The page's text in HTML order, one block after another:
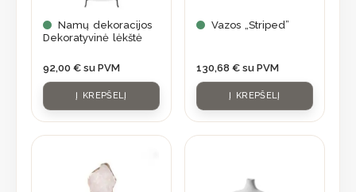
Namų dekoracijos
Dekoratyvinė lėkštė
92,00 € su PVM
Į KREPŠELĮ
Vazos „Striped”
130,68 € su PVM
Į KREPŠELĮ